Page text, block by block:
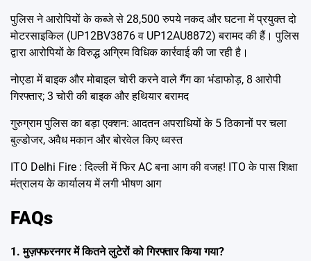
पुलिस ने आरोपियों के कब्जे से 28,500 रुपये नकद और घटना में प्रयुक्त दो
मोटरसाइकिल (UP12BV3876 व UP12AU8872) बरामद की हैं। पुलिस
द्वारा आरोपियों के विरुद्ध अग्रिम विधिक कार्रवाई की जा रही है।
नोएडा में बाइक और मोबाइल चोरी करने वाले गैंग का भंडाफोड़, 8 आरोपी
गिरफ्तार; 3 चोरी की बाइक और हथियार बरामद
गुरुग्राम पुलिस का बड़ा एक्शन: आदतन अपराधियों के 5 ठिकानों पर चला
बुल्डोजर, अवैध मकान और बोरवेल किए ध्वस्त
ITO Delhi Fire : दिल्ली में फिर AC बना आग की वजह! ITO के पास शिक्षा
मंत्रालय के कार्यालय में लगी भीषण आग
FAQs
1. मुज़फ्फरनगर में कितने लुटेरों को गिरफ्तार किया गया?